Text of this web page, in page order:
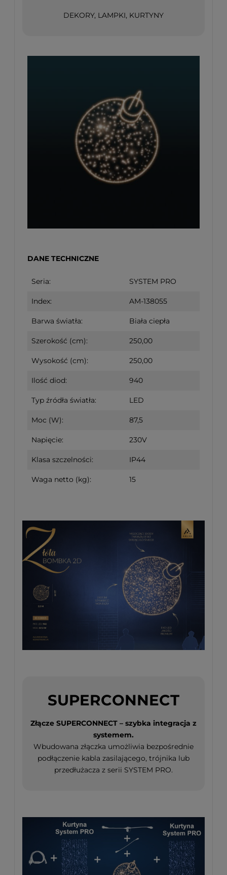
DEKORY, LAMPKI, KURTYNY
DANE TECHNICZNE
Seria: SYSTEM PRO
Index: AM-138055
Barwa światła: Biała ciepła
Szerokość (cm): 250,00
Wysokość (cm): 250,00
Ilość diod: 940
Typ źródła światła: LED
Moc (W): 87,5
Napięcie: 230V
Klasa szczelności: IP44
Waga netto (kg): 15
SUPERCONNECT
Złącze SUPERCONNECT – szybka integracja z
systemem.
Wbudowana złączka umożliwia bezpośrednie
podłączenie kabla zasilającego, trójnika lub
przedłużacza z serii SYSTEM PRO.